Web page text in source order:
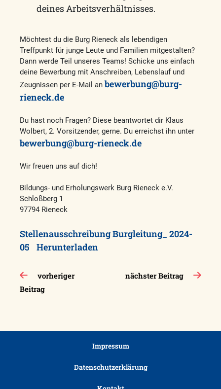
deines Arbeitsverhältnisses.
Möchtest du die Burg Rieneck als lebendigen
Treffpunkt für junge Leute und Familien mitgestalten?
Dann werde Teil unseres Teams! Schicke uns einfach
deine Bewerbung mit Anschreiben, Lebenslauf und
Zeugnissen per E-Mail an bewerbung@burg-
rieneck.de
Du hast noch Fragen? Diese beantwortet dir Klaus
Wolbert, 2. Vorsitzender, gerne. Du erreichst ihn unter
bewerbung@burg-rieneck.de
Wir freuen uns auf dich!
Bildungs- und Erholungswerk Burg Rieneck e.V.
Schloßberg 1
97794 Rieneck
Stellenausschreibung Burgleitung_ 2024-
05
Herunterladen
Beitragsnavigation
vorheriger
Beitrag
nächster Beitrag
Impressum
Datenschutzerklärung